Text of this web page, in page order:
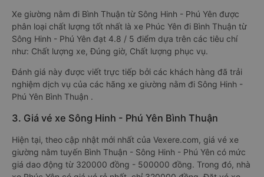
Xe giường nằm đi Bình Thuận từ Sông Hinh - Phú Yên được
phân loại chất lượng tốt nhất là xe Phúc Yên đi Bình Thuận từ
Sông Hinh - Phú Yên đạt 4.8 / 5 điểm dựa trên các tiêu chí
như: Chất lượng xe, Đúng giờ, Chất lượng phục vụ.
Đánh giá này được viết trực tiếp bởi các khách hàng đã trải
nghiệm dịch vụ của các hãng xe giường nằm đi Sông Hinh -
Phú Yên Bình Thuận .
3. Giá vé xe Sông Hinh - Phú Yên Bình Thuận
Hiện tại, theo cập nhật mới nhất của Vexere.com, giá vé xe
giường nằm tuyến Bình Thuận - Sông Hinh - Phú Yên có mức
giá dao động từ 320000 đồng - 500000 đồng. Trong đó, nhà